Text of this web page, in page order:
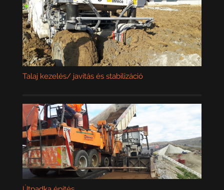
Talaj kezelés/ javítás és stabilizáció